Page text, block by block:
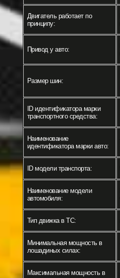
Двигатель работает по
принципу:
Привод у авто:
Размер шин:
ID идентификатора марки
транспортного средства:
Наименование
идентификатора марки авто:
ID модели транспорта:
Наименование модели
автомобиля:
Тип движка в ТС:
Минимальная мощность в
лошадиных силах:
Максимальная мощность в